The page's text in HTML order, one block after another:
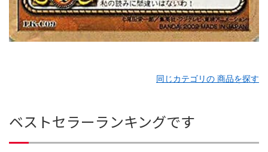
同じカテゴリの 商品を探す
ベストセラーランキングです